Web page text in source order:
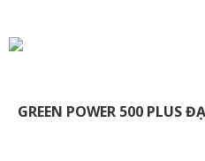
GREEN POWER 500 PLUS